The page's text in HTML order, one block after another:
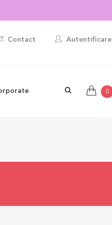
Contact Autentificare
0